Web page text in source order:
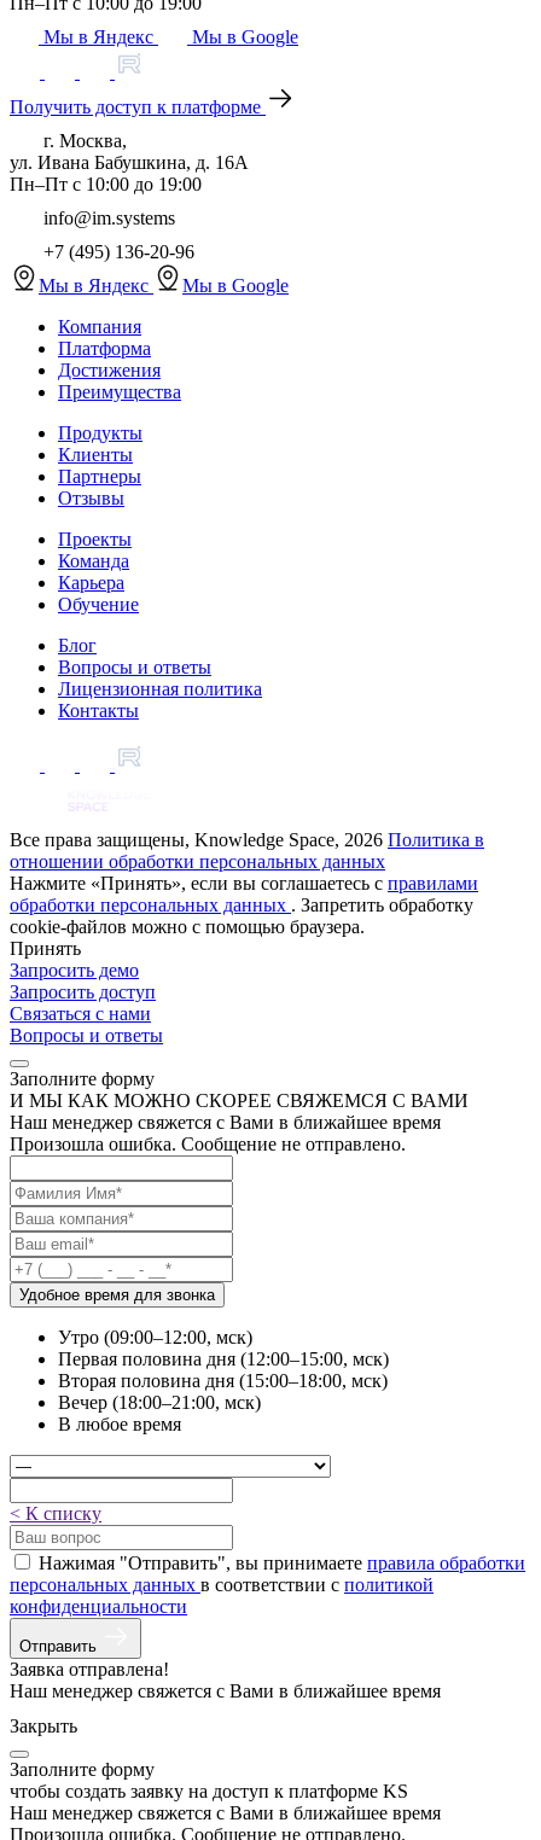
Мы в Яндекс
Мы в Google
Получить доступ к платформе
г. Москва,
ул. Ивана Бабушкина, д. 16А
Пн–Пт с 10:00 до 19:00
info@im.systems
+7 (495) 136-20-96
Мы в Яндекс
Мы в Google
Компания
Платформа
Достижения
Преимущества
Продукты
Клиенты
Партнеры
Отзывы
Проекты
Команда
Карьера
Обучение
Блог
Вопросы и ответы
Лицензионная политика
Контакты
Все права защищены, Knowledge Space, 2026 Политика в
отношении обработки персональных данных
Нажмите «Принять», если вы соглашаетесь с правилами
обработки персональных данных . Запретить обработку
cookie-файлов можно с помощью браузера.
Принять
Запросить демо
Запросить доступ
Связаться с нами
Вопросы и ответы
Заполните форму
И МЫ КАК МОЖНО СКОРЕЕ СВЯЖЕМСЯ С ВАМИ
Наш менеджер свяжется с Вами в ближайшее время
Произошла ошибка. Сообщение не отправлено.
Удобное время для звонка
Утро (09:00–12:00, мск)
Первая половина дня (12:00–15:00, мск)
Вторая половина дня (15:00–18:00, мск)
Вечер (18:00–21:00, мск)
В любое время
< К списку
Нажимая "Отправить", вы принимаете правила обработки
персональных данных в соответствии с политикой
конфиденциальности
Отправить
Заявка отправлена!
Наш менеджер свяжется с Вами в ближайшее время
Закрыть
Заполните форму
чтобы создать заявку на доступ к платформе KS
Наш менеджер свяжется с Вами в ближайшее время
Произошла ошибка. Сообщение не отправлено.